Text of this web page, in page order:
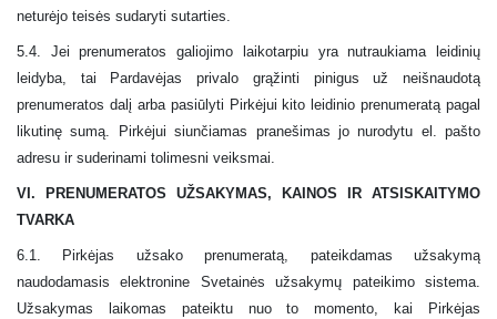
neturėjo teisės sudaryti sutarties.
5.4. Jei prenumeratos galiojimo laikotarpiu yra nutraukiama leidinių
leidyba, tai Pardavėjas privalo grąžinti pinigus už neišnaudotą
prenumeratos dalį arba pasiūlyti Pirkėjui kito leidinio prenumeratą pagal
likutinę sumą. Pirkėjui siunčiamas pranešimas jo nurodytu el. pašto
adresu ir suderinami tolimesni veiksmai.
VI. PRENUMERATOS UŽSAKYMAS, KAINOS IR ATSISKAITYMO
TVARKA
6.1. Pirkėjas užsako prenumeratą, pateikdamas užsakymą
naudodamasis elektronine Svetainės užsakymų pateikimo sistema.
Užsakymas laikomas pateiktu nuo to momento, kai Pirkėjas